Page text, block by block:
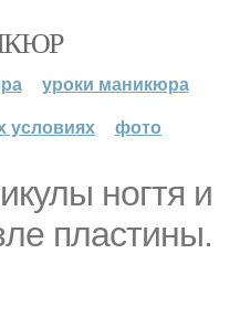
уроки маникюра
условиях
фото
ногтя и
пластины.